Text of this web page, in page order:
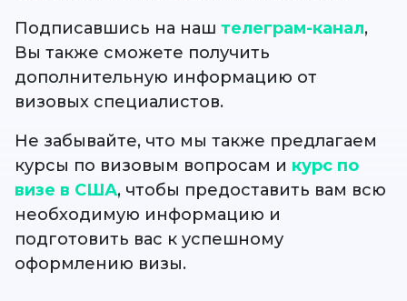
Подписавшись на наш телеграм-канал,
Вы также сможете получить
дополнительную информацию от
визовых специалистов.
Не забывайте, что мы также предлагаем
курсы по визовым вопросам и курс по
визе в США, чтобы предоставить вам всю
необходимую информацию и
подготовить вас к успешному
оформлению визы.